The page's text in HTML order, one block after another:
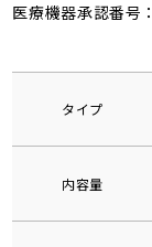
医療機器承認番号
タイプ
内容量